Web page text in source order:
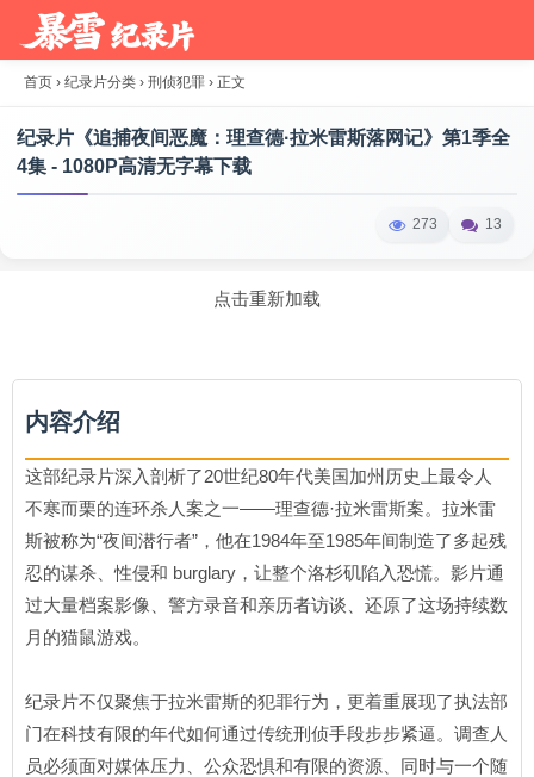
首页 › 纪录片分类 › 刑侦犯罪 › 正文
纪录片《追捕夜间恶魔：理查德·拉米雷斯落网记》第1季全
4集 - 1080P高清无字幕下载
273 13
点击重新加载
内容介绍
这部纪录片深入剖析了20世纪80年代美国加州历史上最令人
不寒而栗的连环杀人案之一——理查德·拉米雷斯案。拉米雷
斯被称为“夜间潜行者”，他在1984年至1985年间制造了多起残
忍的谋杀、性侵和 burglary，让整个洛杉矶陷入恐慌。影片通
过大量档案影像、警方录音和亲历者访谈、还原了这场持续数
月的猫鼠游戏。
纪录片不仅聚焦于拉米雷斯的犯罪行为，更着重展现了执法部
门在科技有限的年代如何通过传统刑侦手段步步紧逼。调查人
员必须面对媒体压力、公众恐惧和有限的资源、同时与一个随